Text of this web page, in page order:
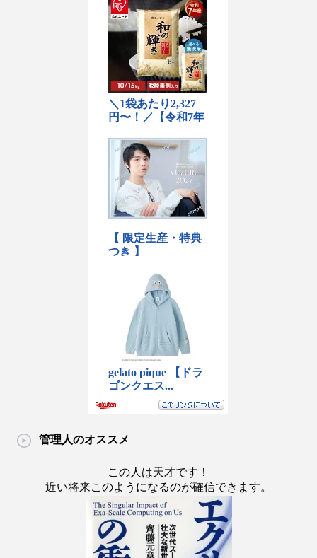
管理人のオススメ
この人は天才です！
近い将来このようになるのが確信できます。